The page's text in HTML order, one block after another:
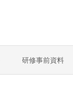
研修事前資料